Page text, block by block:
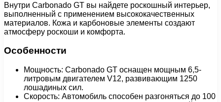
Внутри Carbonado GT вы найдете роскошный интерьер,
выполненный с применением высококачественных
материалов. Кожа и карбоновые элементы создают
атмосферу роскоши и комфорта.
Особенности
Мощность: Carbonado GT оснащен мощным 6,5-
литровым двигателем V12, развивающим 1250
лошадиных сил.
Скорость: Автомобиль способен разгоняться до 100